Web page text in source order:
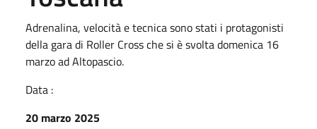
Adrenalina, velocità e tecnica sono stati i protagonisti
della gara di Roller Cross che si è svolta domenica 16
marzo ad Altopascio.
Data :
20 marzo 2025